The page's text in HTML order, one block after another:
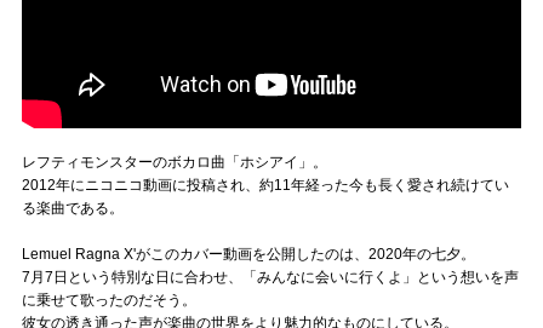
レフティモンスターのボカロ曲「ホシアイ」。
2012年にニコニコ動画に投稿され、約11年経った今も長く愛され続けてい
る楽曲である。
Lemuel Ragna X'がこのカバー動画を公開したのは、2020年の七夕。
7月7日という特別な日に合わせ、「みんなに会いに行くよ」という想いを声
に乗せて歌ったのだそう。
彼女の透き通った声が楽曲の世界をより魅力的なものにしている。